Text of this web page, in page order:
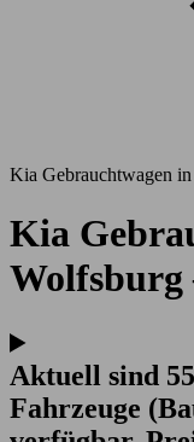
Kia Gebrauchtwagen
Kia
Wolfsburg
Aktuell sind
Fahrzeuge